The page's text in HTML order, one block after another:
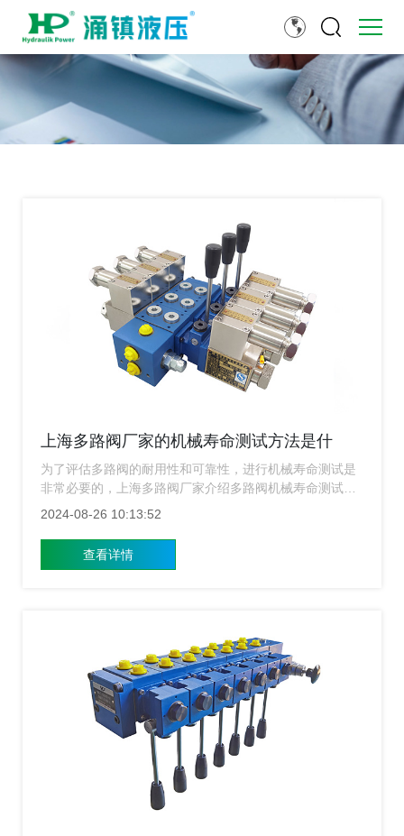
上海多路阀厂家的机械寿命测试方法是什
么？
为了评估多路阀的耐用性和可靠性，进行机械寿命测试是
非常必要的，上海多路阀厂家介绍多路阀机械寿命测试的
目的、方法和注意事项，帮助企业更好地了解产品的性能
2024-08-26 10:13:52
查看详情